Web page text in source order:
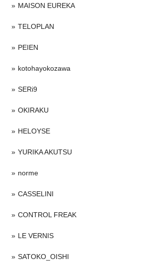
MAISON EUREKA
TELOPLAN
PEIEN
kotohayokozawa
SERi9
OKIRAKU
HELOYSE
YURIKA AKUTSU
norme
CASSELINI
CONTROL FREAK
LE VERNIS
SATOKO_OISHI